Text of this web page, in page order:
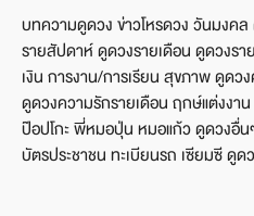
บทความดูดวง ข่าวโหรดวง วันมงค
รายสัปดาห์ ดูดวงรายเดือน ดูดวงร
เงิน การงาน/การเรียน สุขภาพ ดูด
ดูดวงความรักรายเดือน ฤกษ์แต่งง
ป๊อปโกะ พี่หมอปุ่น หมอแก้ว ดูดวงอื่
บัตรประชาชน ทะเบียนรถ เซียมซี ดู